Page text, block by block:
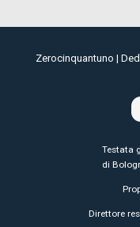
Zerocinquantuno |
Testata
di
Direttore